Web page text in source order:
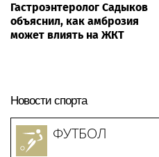
Гастроэнтеролог Садыков
объяснил, как амброзия
может влиять на ЖКТ
Новости спорта
ФУТБОЛ